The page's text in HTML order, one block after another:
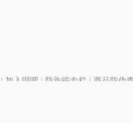
| 加入唱吧 | 防诈骗专栏 | 商品防伪